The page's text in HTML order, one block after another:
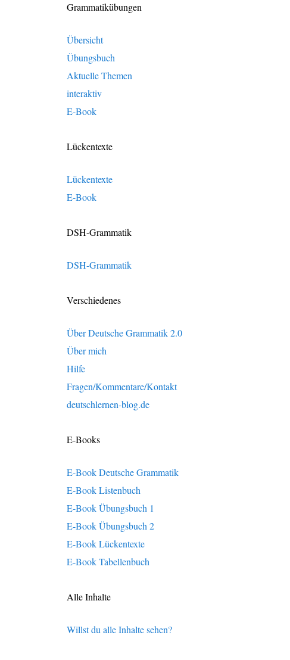
Grammatikübungen
Übersicht
Übungsbuch
Aktuelle Themen
interaktiv
E-Book
Lückentexte
Lückentexte
E-Book
DSH-Grammatik
DSH-Grammatik
Verschiedenes
Über Deutsche Grammatik 2.0
Über mich
Hilfe
Fragen/Kommentare/Kontakt
deutschlernen-blog.de
E-Books
E-Book Deutsche Grammatik
E-Book Listenbuch
E-Book Übungsbuch 1
E-Book Übungsbuch 2
E-Book Lückentexte
E-Book Tabellenbuch
Alle Inhalte
Willst du alle Inhalte sehen?